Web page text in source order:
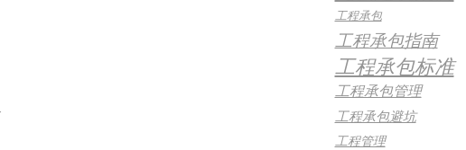
工程承包
工程承包指南
工程承包标准
工程承包管理
工程承包避坑
工程管理